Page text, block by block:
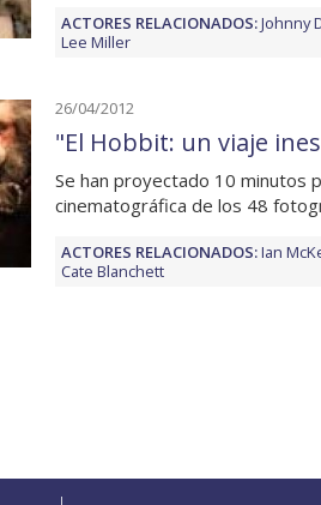
ACTORES RELACIONADOS:Johnny
Lee Miller
26/04/2012
"El Hobbit: un viaje
Se han proyectado 10 minutos
cinematográfica de los 48
ACTORES RELACIONADOS:Ian
Cate Blanchett